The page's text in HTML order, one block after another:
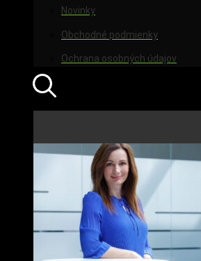
Novinky
Obchodné podmienky
Ochrana osobných údajov